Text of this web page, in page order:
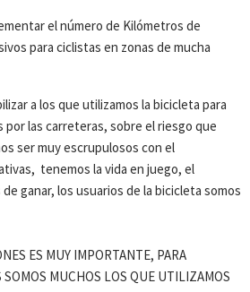
el número de Kilómetros de
para ciclistas en zonas de mucha
a los que utilizamos la bicicleta para
las carreteras, sobre el riesgo que
ser muy escrupulosos con el
tenemos la vida en juego, el
ganar, los usuarios de la bicicleta somos
ES MUY IMPORTANTE, PARA
SOMOS MUCHOS LOS QUE UTILIZAMOS